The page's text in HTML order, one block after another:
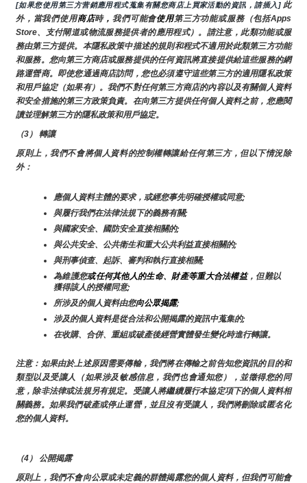
[如果您使用第三方营銷應用程式蒐集有關您商店上買家活動的資訊，請插入] 此
外，當我們使用商店時，我們可能會使用第三方功能或服務（包括Apps
Store、支付閘道或物流服務提供者的應用程式）。請注意，此類功能或服
務由第三方提供。本隱私政策中描述的規則和程式不適用於此類第三方功能
和服務。您向第三方商店或服務提供的任何資訊將直接提供給這些服務的網
路運營商。即使您通過商店訪問，您也必須遵守這些第三方的適用隱私政策
和用戶協定（如果有）。我們不對任何第三方商店的內容以及有關個人資料
和安全措施的第三方政策負責。在向第三方提供任何個人資料之前，您應閱
讀並理解第三方的隱私政策和用戶協定。
（3） 轉讓
原則上，我們不會將個人資料的控制權轉讓給任何第三方，但以下情況除
外：
應個人資料主體的要求，或經您事先明確授權或同意;
與履行我們在法律法規下的義務有關;
與國家安全、國防安全直接相關的;
與公共安全、公共衛生和重大公共利益直接相關的;
與刑事偵查、起訴、審判和執行直接相關;
為維護您或任何其他人的生命、財產等重大合法權益，但難以
獲得該人的授權同意;
所涉及的個人資料由您向公眾揭露;
涉及的個人資料是從合法和公開揭露的資訊中蒐集的;
在收購、合併、重組或破產後經營實體發生變化時進行轉讓。
注意：如果由於上述原因需要傳輸，我們將在傳輸之前告知您資訊的目的和
類型以及受讓人（如果涉及敏感信息，我們也會通知您），並徵得您的同
意，除非法律或法規另有規定。受讓人將繼續履行本協定項下的個人資料相
關義務。如果我們破產或停止運營，並且沒有受讓人，我們將刪除或匿名化
您的個人資料。
（4） 公開揭露
原則上，我們不會向公眾或未定義的群體揭露您的個人資料，但我們可能會